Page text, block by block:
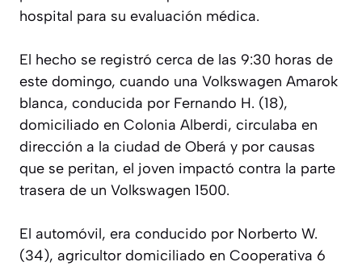
hospital para su evaluación médica.
El hecho se registró cerca de las 9:30 horas de
este domingo, cuando una Volkswagen Amarok
blanca, conducida por Fernando H. (18),
domiciliado en Colonia Alberdi, circulaba en
dirección a la ciudad de Oberá y por causas
que se peritan, el joven impactó contra la parte
trasera de un Volkswagen 1500.
El automóvil, era conducido por Norberto W.
(34), agricultor domiciliado en Cooperativa 6